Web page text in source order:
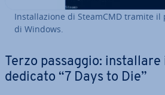
In­stal­la­zio­ne di SteamCMD tramite
di Windows.
Terzo passaggio:
dedicato “7 Days to Die”